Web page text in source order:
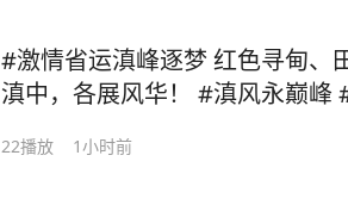
#激情省运滇峰逐梦 红色寻甸、田园富民、欢歌禄劝、科创
滇中，各展风华！ #滇风永巅峰 #云南只打滇峰赛 #湖滨春
22播放 1小时前